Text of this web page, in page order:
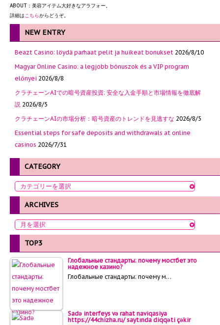
ABOUT：美容アイテム大好きなアラフォー。
詳細はこちらからどうぞ。
NEW ENTRY
Beazt Casino: löydä parhaat pelit ja huikeat bonukset 2026/8/10
Magyar Online Casino: a legjobb bónuszok és a VIP program
előnyei 2026/8/8
クラチェーンAIでの暗号資産投資: 安全な入金手順と市場情報を徹底解
説 2026/8/5
クラチェーンAIの市場分析：暗号資産のトレンドを見逃すな 2026/8/5
Essential steps for safe deposits and withdrawals at online
casinos 2026/7/31
CATEGORY
ARCHIVES
TOP3
Глобальные стандарты: почему мостбет это
надежное казино?
Глобальные стандарты: почему м…
Sadə interfeys və rahat naviqasiya
https://44chizha.ru/ saytında diqqəti çəkir